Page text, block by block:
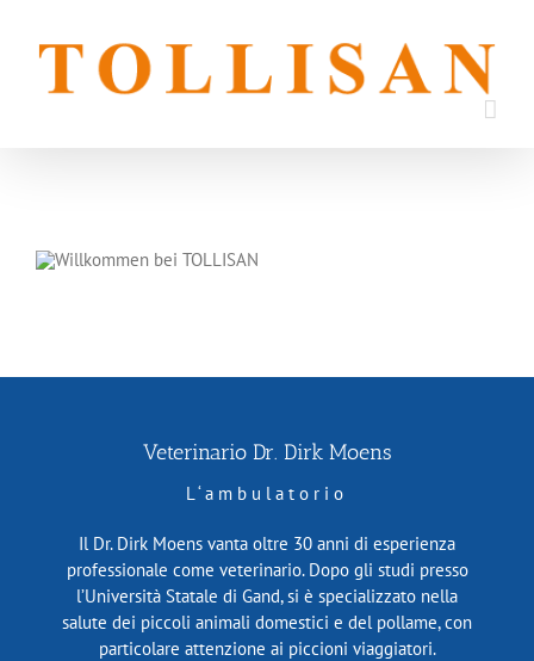
content
Veterinario Dr. Dirk Moens
L‘ambulatorio
Il Dr. Dirk Moens vanta oltre 30 anni di esperienza
professionale come veterinario. Dopo gli studi presso
l’Università Statale di Gand, si è specializzato nella
salute dei piccoli animali domestici e del pollame, con
particolare attenzione ai piccioni viaggiatori.